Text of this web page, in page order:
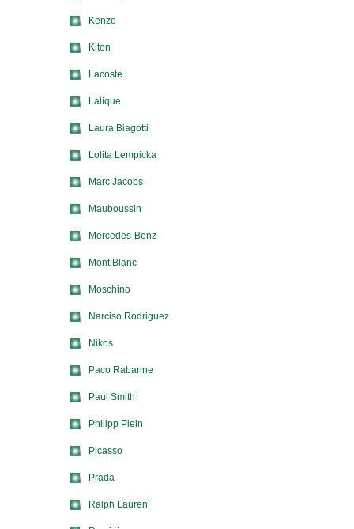
Kenzo
Kiton
Lacoste
Lalique
Laura Biagotti
Lolita Lempicka
Marc Jacobs
Mauboussin
Mercedes-Benz
Mont Blanc
Moschino
Narciso Rodriguez
Nikos
Paco Rabanne
Paul Smith
Philipp Plein
Picasso
Prada
Ralph Lauren